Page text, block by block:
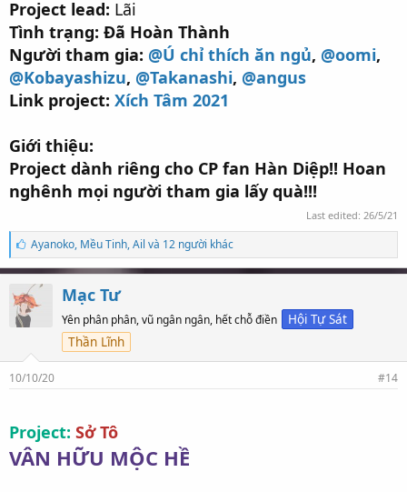
Project lead: Lãi
Tình trạng: Đã Hoàn Thành
Người tham gia: @Ú chỉ thích ăn ngủ, @oomi,
@Kobayashizu, @Takanashi, @angus
Link project: Xích Tâm 2021
Giới thiệu:
Project dành riêng cho CP fan Hàn Diệp!! Hoan
nghênh mọi người tham gia lấy quà!!!
Last edited: 26/5/21
S
ố
l
ư
ợ
t
t
í
c
Ayanoko, Mều Tinh,Ail và 12 người khác
Mạc Tư
Yên phân phân, vũ ngân ngân, hết chỗ điền
Hội Tự Sát
Thần Lĩnh
10/10/20 #14
Project: Sở Tô
VÂN HỮU MỘC HỀ